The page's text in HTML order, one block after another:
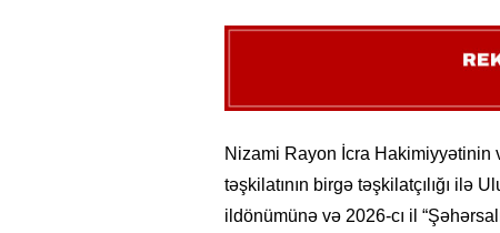
Nizami Rayon İcra Hakimiyyətinin
təşkilatının birgə təşkilatçılığı ilə
ildönümünə və 2026-cı il